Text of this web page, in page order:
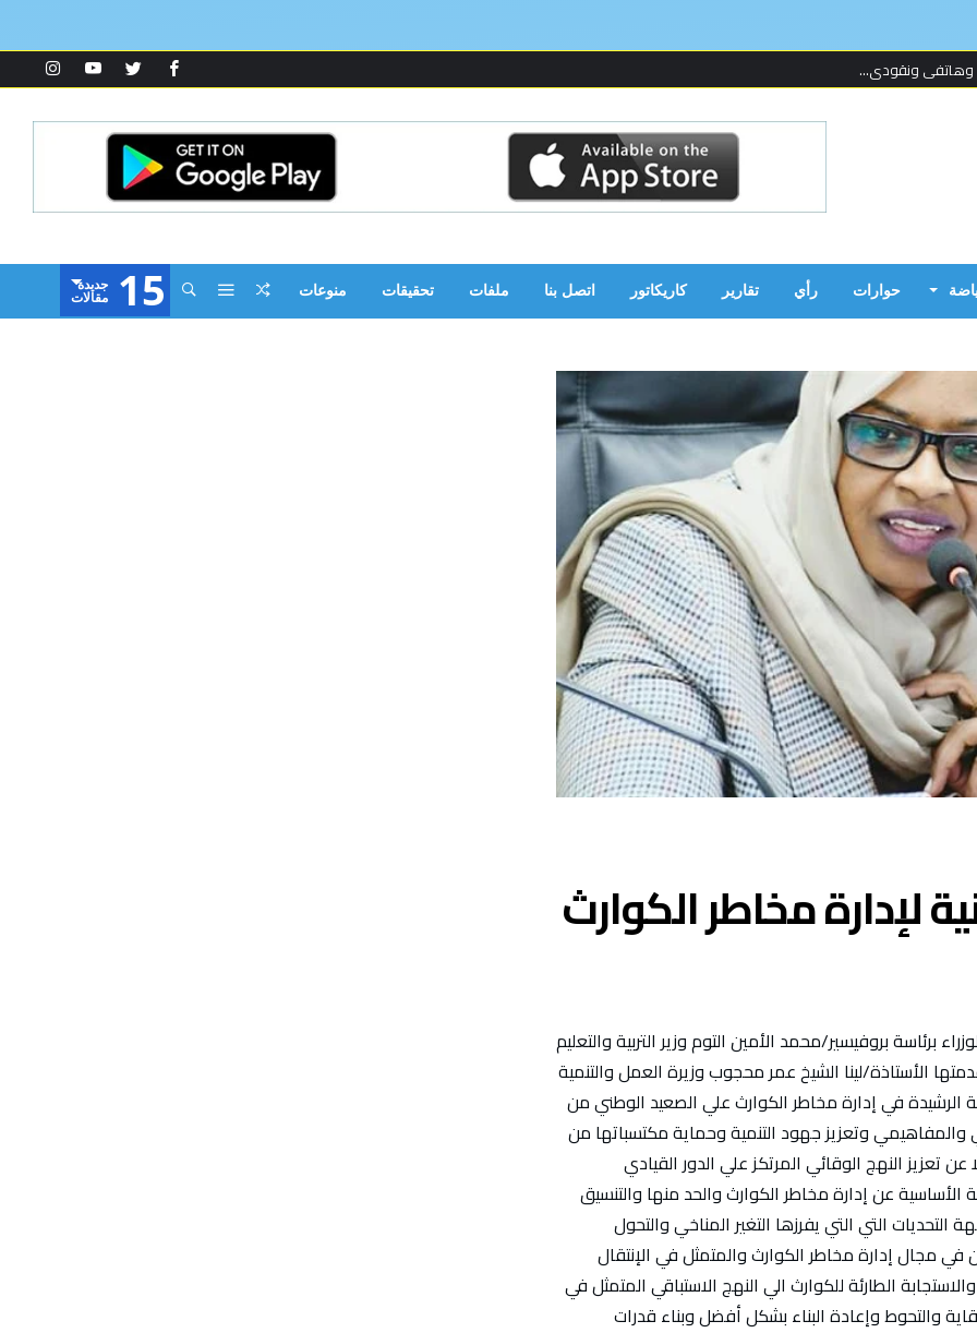
وهاتفي ونقودي...
حوارات رأي تقارير كاريكاتور اتصل بنا ملفات تحقيقات منوعات 15 ‫جديدة‬
‫مقالات‬
لإدارة مخاطر الكوارث
برئاسة بروفيسير/محمد الأمين التوم وزير التربية والتعليم
الأستاذة/لينا الشيخ عمر محجوب وزيرة العمل والتنمية
الرشيدة في إدارة مخاطر الكوارث علي الصعيد الوطني من
والمفاهيمي وتعزيز جهود التنمية وحماية مكتسباتها من
النهج الوقائي المرتكز علي الدور القيادي
عن إدارة مخاطر الكوارث والحد منها والتنسيق
التي التي يفرزها التغير المناخي والتحول
مجال إدارة مخاطر الكوارث والمتمثل في الإنتقال
الطارئة للكوارث الي النهج الاستباقي المتمثل في
والتحوط وإعادة البناء بشكل أفضل وبناء قدرات